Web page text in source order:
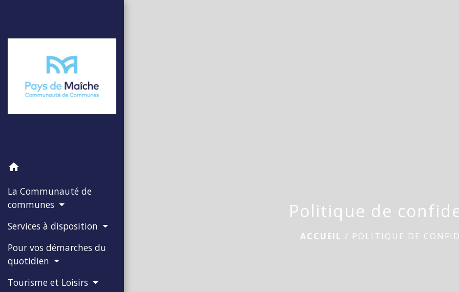
home
La Communauté de
communes
Services à disposition
Pour vos démarches du
quotidien
Tourisme et Loisirs
Politique de
ACCUEIL / POLITIQUE DE